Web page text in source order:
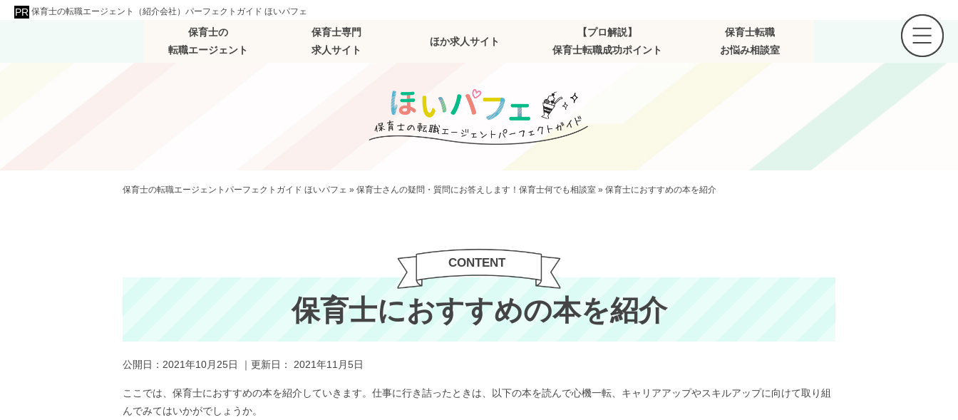
保育士の転職エージェント（紹介会社）パーフェクトガイド ほいパフェ
保育士の
転職エージェント
保育士専門
求人サイト
ほか求人サイト
【プロ解説】
保育士転職成功ポイント
保育士転職
お悩み相談室
保育士の転職エージェントパーフェクトガイド ほいパフェ » 保育士さんの疑問・質問にお答えします！保育士何でも相談室 » 保育士におすすめの本を紹介
保育士におすすめの本を紹介
公開日： 2021年10月25日 ｜更新日： 2021年11月5日
ここでは、保育士におすすめの本を紹介していきます。仕事に行き詰ったときは、以下の本を読んで心機一転、キャリアアップやスキルアップに向けて取り組
んでみてはいかがでしょうか。